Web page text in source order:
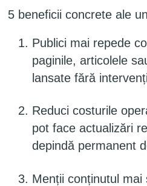
5 beneficii concrete ale
Publici mai repede
paginile, articolele
lansate fără
Reduci costurile
pot face actualizări
depindă permanent
Menții conținutul